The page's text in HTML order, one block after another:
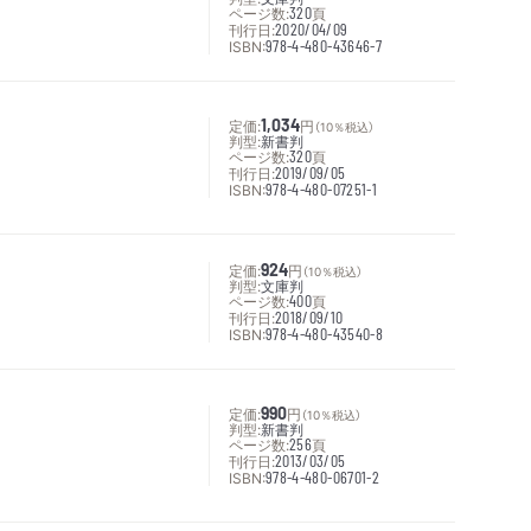
ページ数:320頁
刊行日:2020/04/09
ISBN:978-4-480-43646-7
定価:1,034円 （10％税込）
判型:新書判
ページ数:320頁
刊行日:2019/09/05
ISBN:978-4-480-07251-1
定価:924円 （10％税込）
判型:文庫判
ページ数:400頁
刊行日:2018/09/10
ISBN:978-4-480-43540-8
定価:990円 （10％税込）
判型:新書判
ページ数:256頁
刊行日:2013/03/05
ISBN:978-4-480-06701-2